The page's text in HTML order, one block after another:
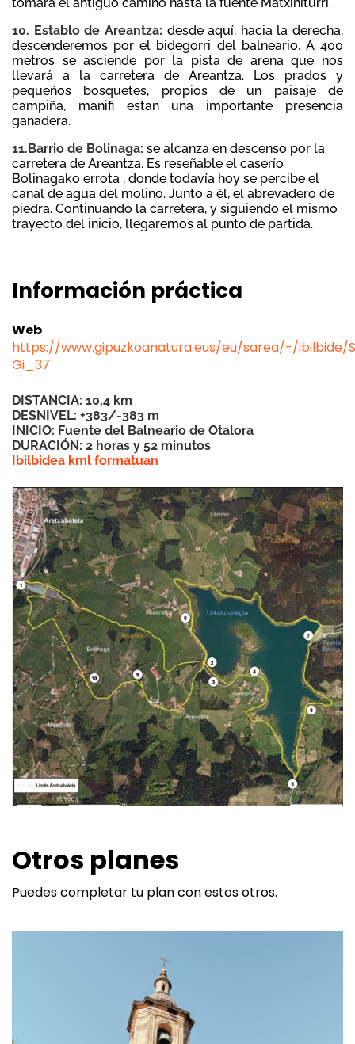
10. Establo de Areantza: desde aquí, hacia la derecha,
descenderemos por el bidegorri del balneario. A 400
metros se asciende por la pista de arena que nos
llevará a la carretera de Areantza. Los prados y
pequeños bosquetes, propios de un paisaje de
campiña, manifi estan una importante presencia
ganadera.
11.Barrio de Bolinaga: se alcanza en descenso por la
carretera de Areantza. Es reseñable el caserío
Bolinagako errota , donde todavía hoy se percibe el
canal de agua del molino. Junto a él, el abrevadero de
piedra. Continuando la carretera, y siguiendo el mismo
trayecto del inicio, llegaremos al punto de partida.
Información práctica
Web
https://www.gipuzkoanatura.eus/eu/sarea/-/ibilbide/
Gi_37
DISTANCIA: 10,4 km
DESNIVEL: +383/-383 m
INICIO: Fuente del Balneario de Otalora
DURACIÓN: 2 horas y 52 minutos
Ibilbidea kml formatuan
Otros planes
Puedes completar tu plan con estos otros.